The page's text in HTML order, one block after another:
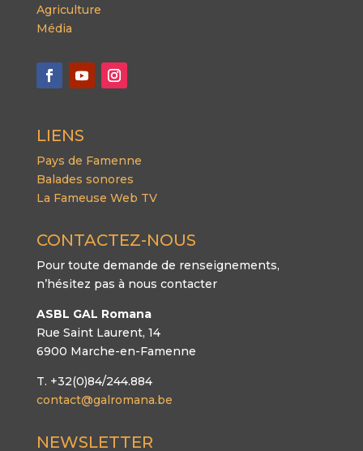
Agriculture
Média
LIENS
Pays de Famenne
Balades sonores
La Fameuse Web TV
CONTACTEZ-NOUS
Pour toute demande de renseignements,
n’hésitez pas à nous contacter
ASBL GAL Romana
Rue Saint Laurent, 14
6900 Marche-en-Famenne
T. +32(0)84/244.884
contact@galromana.be
NEWSLETTER